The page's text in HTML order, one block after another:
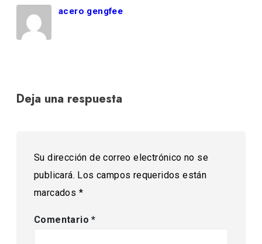
acero gengfee
Deja una respuesta
Su dirección de correo electrónico no se
publicará. Los campos requeridos están
marcados *
Comentario*